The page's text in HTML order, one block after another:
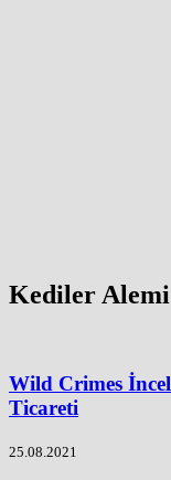
Kediler Alemi
Wild Crimes
Ticareti
25.08.2021